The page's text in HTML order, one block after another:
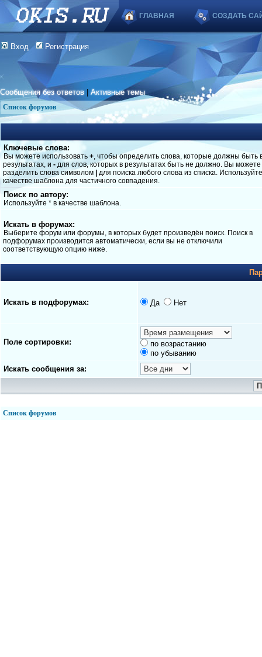
ГЛАВНАЯ СОЗДАТЬ
Вход Регистрация
Сообщения без ответов |Активные темы
Список форумов
Ключевые слова:
Вы можете использовать +, чтобы определить слова, которые должны быть
результатах, и - для слов, которых в результатах быть не должно. Вы можете
разделить слова символом
для поиска любого слова из списка.
качестве шаблона для частичного совпадения.
Поиск по автору:
Используйте * в качестве шаблона.
Искать в форумах:
Выберите форум или форумы, в которых будет произведён поиск. Поиск в
подфорумах производится автоматически, если вы не отключили
соответствующую опцию ниже.
Искать в подфорумах: Да Нет
Поле сортировки:
по возрастанию
по убыванию
Искать сообщения за:
Список форумов